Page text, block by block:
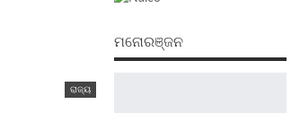
ରାଜ୍ୟ
ମନୋରଞ୍ଜନ